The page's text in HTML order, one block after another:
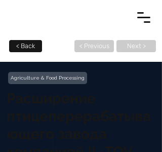
< Back < Previous Next >
Agriculture & Food Processing